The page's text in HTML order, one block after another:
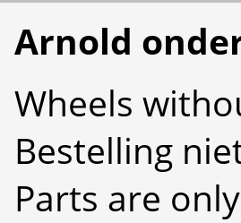
Arnold
Wheels
Bestelling
Parts are